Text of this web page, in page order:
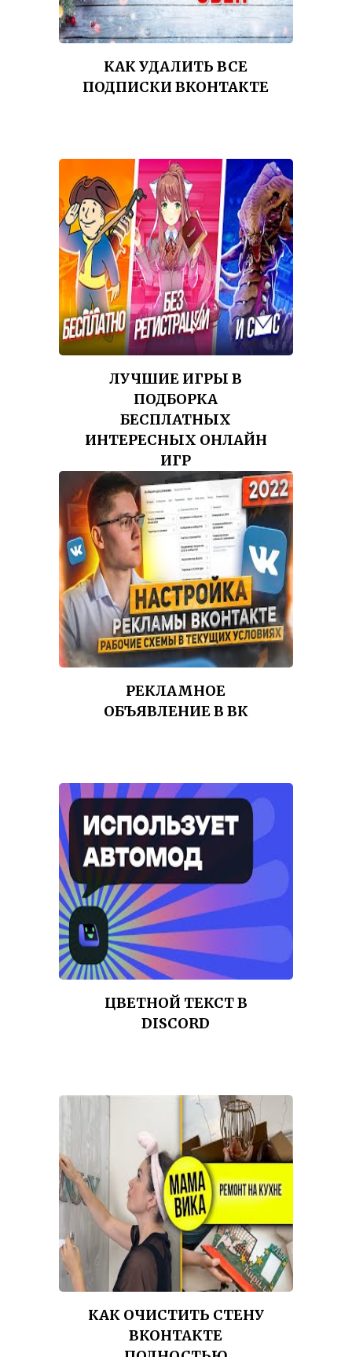
КАК УДАЛИТЬ ВСЕ
ПОДПИСКИ ВКОНТАКТЕ
ЛУЧШИЕ ИГРЫ В
ПОДБОРКА
БЕСПЛАТНЫХ
ИНТЕРЕСНЫХ ОНЛАЙН
ИГР
РЕКЛАМНОЕ
ОБЪЯВЛЕНИЕ В ВК
ЦВЕТНОЙ ТЕКСТ В
DISCORD
КАК ОЧИСТИТЬ СТЕНУ
ВКОНТАКТЕ